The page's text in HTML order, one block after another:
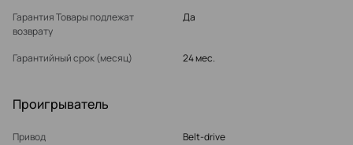
Гарантия Товары подлежат
возврату
Да
Гарантийный срок (месяц) 24 мес.
Проигрыватель
Привод
Belt-drive